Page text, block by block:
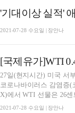
'기대이상 실적'
2021-07-28 수요일 | 장안나
[국제유가]WTI
27일(현지시간) 미국 서
코로나바이러스 감염증(
X)에서 WTI 선물은 26센
2021-07-28 수요일 | 장안나